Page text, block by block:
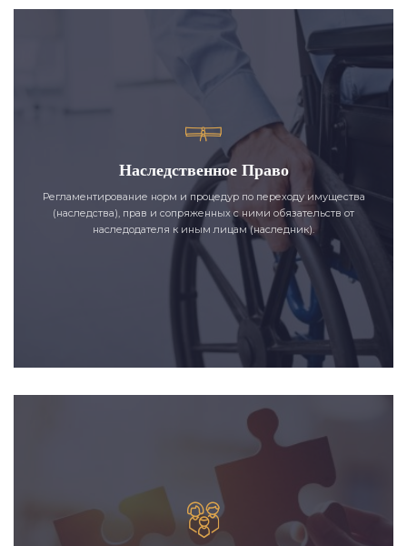
Наследственное Право
Регламентирование норм и процедур по переходу имущества
(наследства), прав и сопряженных с ними обязательств от
наследодателя к иным лицам (наследник).